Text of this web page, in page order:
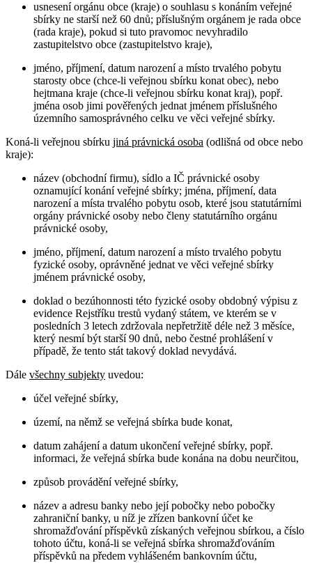
usnesení orgánu obce (kraje) o souhlasu s konáním veřejné
sbírky ne starší než 60 dnů; příslušným orgánem je rada obce
(rada kraje), pokud si tuto pravomoc nevyhradilo
zastupitelstvo obce (zastupitelstvo kraje),
jméno, příjmení, datum narození a místo trvalého pobytu
starosty obce (chce-li veřejnou sbírku konat obec), nebo
hejtmana kraje (chce-li veřejnou sbírku konat kraj), popř.
jména osob jimi pověřených jednat jménem příslušného
územního samosprávného celku ve věci veřejné sbírky.
Koná-li veřejnou sbírku jiná právnická osoba (odlišná od obce nebo
kraje):
název (obchodní firmu), sídlo a IČ právnické osoby
oznamující konání veřejné sbírky; jména, příjmení, data
narození a místa trvalého pobytu osob, které jsou statutárními
orgány právnické osoby nebo členy statutárního orgánu
právnické osoby,
jméno, příjmení, datum narození a místo trvalého pobytu
fyzické osoby, oprávněné jednat ve věci veřejné sbírky
jménem právnické osoby,
doklad o bezúhonnosti této fyzické osoby obdobný výpisu z
evidence Rejstříku trestů vydaný státem, ve kterém se v
posledních 3 letech zdržovala nepřetržitě déle než 3 měsíce,
který nesmí být starší 90 dnů, nebo čestné prohlášení v
případě, že tento stát takový doklad nevydává.
Dále všechny subjekty uvedou:
účel veřejné sbírky,
území, na němž se veřejná sbírka bude konat,
datum zahájení a datum ukončení veřejné sbírky, popř.
informaci, že veřejná sbírka bude konána na dobu neurčitou,
způsob provádění veřejné sbírky,
název a adresu banky nebo její pobočky nebo pobočky
zahraniční banky, u níž je zřízen bankovní účet ke
shromažďování příspěvků získaných veřejnou sbírkou, a číslo
tohoto účtu, koná-li se veřejná sbírka shromažďováním
příspěvků na předem vyhlášeném bankovním účtu,